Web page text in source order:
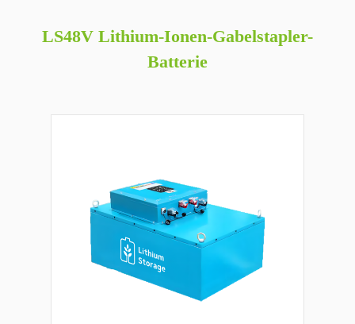
LS48V Lithium-Ionen-Gabelstapler-
Batterie